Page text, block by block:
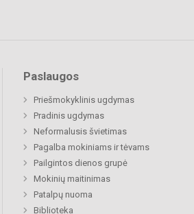
Paslaugos
Priešmokyklinis ugdymas
Pradinis ugdymas
Neformalusis švietimas
Pagalba mokiniams ir tėvams
Pailgintos dienos grupė
Mokinių maitinimas
Patalpų nuoma
Biblioteka